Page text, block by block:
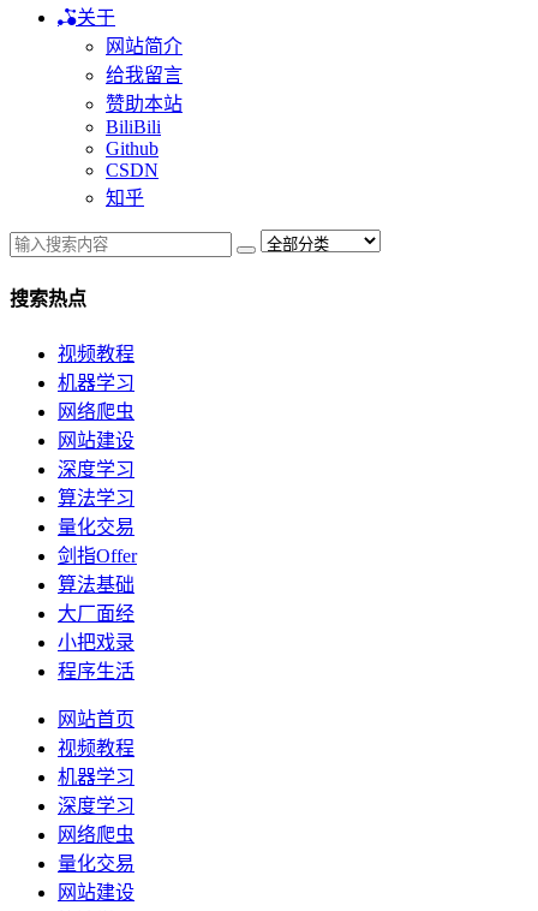
关于
网站简介
给我留言
赞助本站
BiliBili
Github
CSDN
知乎
搜索热点
视频教程
机器学习
网络爬虫
网站建设
深度学习
算法学习
量化交易
剑指Offer
算法基础
大厂面经
小把戏录
程序生活
网站首页
视频教程
机器学习
深度学习
网络爬虫
量化交易
网站建设